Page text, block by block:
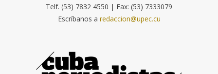
Telf. (53) 7832 4550 | Fax: (53) 7333079
Escríbanos a redaccion@upec.cu